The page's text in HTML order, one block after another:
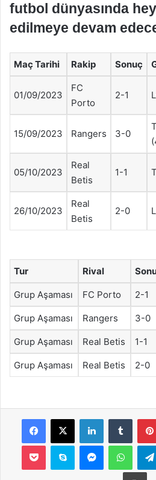
futbol dünyasında
edilmeye devam
Maç Tarihi Rakip Sonuç
01/09/2023
FC
Porto
2-1
15/09/2023 Rangers 3-0
05/10/2023
Real
Betis
1-1
26/10/2023
Real
Betis
2-0
Tur Rival
Grup Aşaması FC Porto 2-1
Grup Aşaması Rangers 3-0
Grup Aşaması Real Betis 1-1
Grup Aşaması Real Betis 2-0
Facebook
X LinkedIn
Pocket Skype Messenger